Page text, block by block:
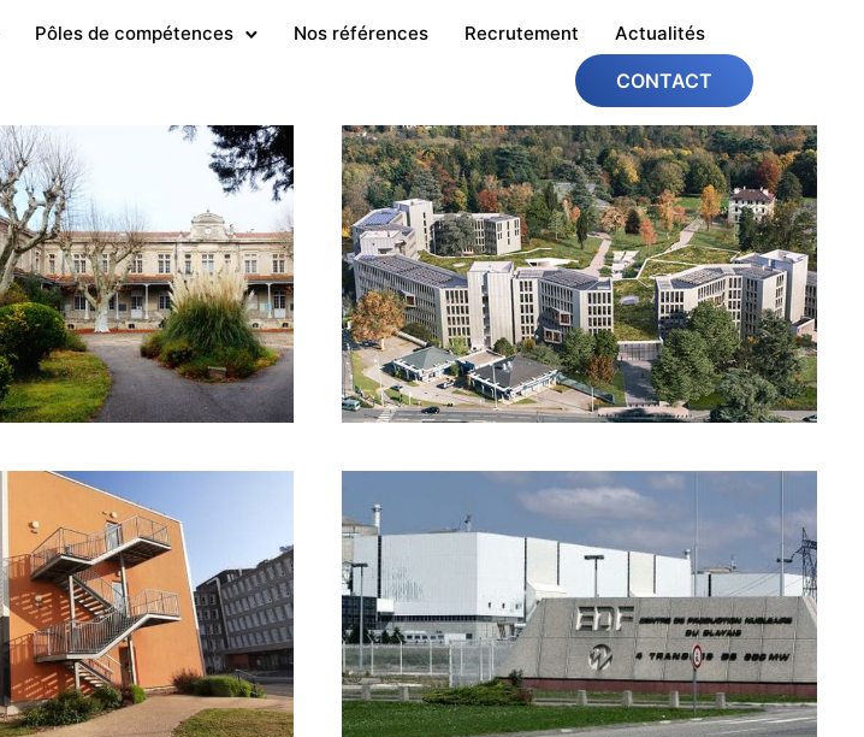
Pôles de compétences Nos références Recrutement Actualités
CONTACT